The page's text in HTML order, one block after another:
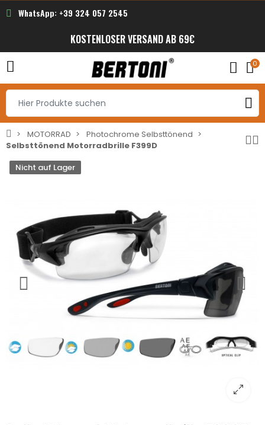
WhatsApp: +39 324 057 2545
KOSTENLOSER VERSAND AB 69€
0
MOTORRAD
Photochrome Selbsttönend
Selbsttönend Motorradbrille F399D
Nicht auf Lager